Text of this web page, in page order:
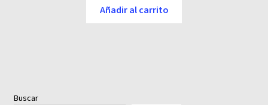
originalactual
Añadir al carrito
Buscar